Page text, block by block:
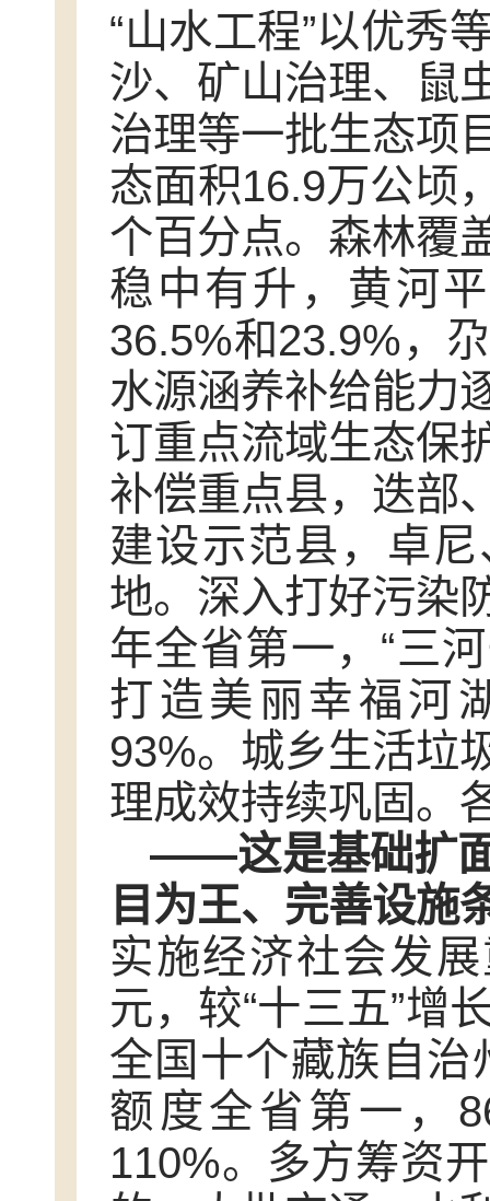
“山水工程”以优秀
沙、矿山治理、鼠
治理等一批生态项
态面积16.9万公顷
个百分点。森林覆
稳中有升，黄河
36.5%和23.9%，
水源涵养补给能力
订重点流域生态保
补偿重点县，迭部
建设示范县，卓
地。深入打好污染
年全省第一，“三
打造美丽幸福河
93%。城乡生活垃
理成效持续巩固。
——这是基础扩
目为王、完善设施
实施经济社会发
元，较“十三五”增
全国十个藏族自治
额度全省第一，
110%。多方筹资